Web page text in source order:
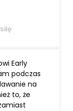
Early
podczas
na
to, że